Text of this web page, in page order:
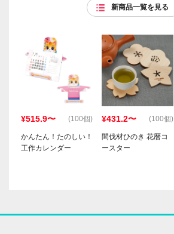
新商品一覧を見る
¥515.9〜 (100個)
かんたん！たのしい！
工作カレンダー
¥431.2〜 (100個)
間伐材ひのき 花暦コ
ースター